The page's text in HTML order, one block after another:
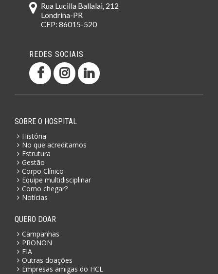
Rua Lucilla Ballalai, 212
Londrina-PR
CEP: 86015-520
REDES SOCIAIS
SOBRE O HOSPITAL
História
No que acreditamos
Estrutura
Gestão
Corpo Clínico
Equipe multidisciplinar
Como chegar?
Notícias
QUERO DOAR
Campanhas
PRONON
FIA
Outras doações
Empresas amigas do HCL